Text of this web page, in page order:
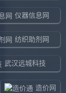
仪器信息网
纺织助剂网
武汉远城科技
造价网